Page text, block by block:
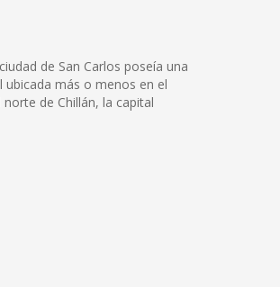
de San Carlos poseía una
más o menos en el
de Chillán, la capital